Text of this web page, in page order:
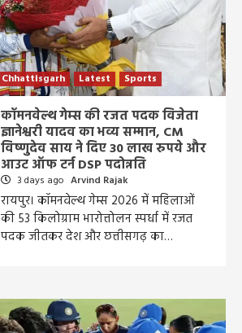
Chhattisgarh Latest Sports
कॉमनवेल्थ गेम्स की रजत पदक विजेता
ज्ञानेश्वरी यादव का भव्य सम्मान, CM
विष्णुदेव साय ने दिए 30 लाख रुपये और
आउट ऑफ टर्न DSP पदोन्नति
3 days ago Arvind Rajak
रायपुर। कॉमनवेल्थ गेम्स 2026 में महिलाओं
की 53 किलोग्राम भारोत्तोलन स्पर्धा में रजत
पदक जीतकर देश और छत्तीसगढ़ का…